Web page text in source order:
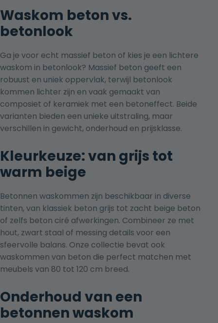
Waskom beton vs.
betonlook
Ga je voor echt massief beton of kies je een lichtere
waskom in betonlook? Massief beton geeft een
robuust en uniek oppervlak, terwijl betonlook
kommen lichter zijn en vaak gemaakt van
composiet of keramiek met een betoneffect. Beide
varianten bieden een unieke uitstraling, maar
verschillen in gewicht, onderhoud en prijsklasse.
Kleurkeuze: van grijs tot
warm beige
Betonnen waskommen zijn beschikbaar in diverse
tinten, van klassiek beton grijs tot zacht beige beton
of zelfs beton ciré afwerkingen. Combineer ze met
hout, zwart staal of messing details voor een
sfeervolle balans. Onze collectie bevat ook
waskommen van beton die perfect matchen met
meubels van 80 tot 120 cm breed.
Onderhoud van een
betonnen waskom